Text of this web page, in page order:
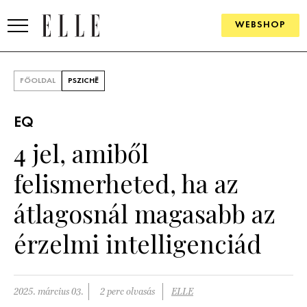
WEBSHOP
SZÉPSÉG
PSZICHÉ
PÁRKAPCSOLAT
FŐOLDAL PSZICHÉ
EQ
4 jel, amiből
felismerheted, ha az
átlagosnál magasabb az
érzelmi intelligenciád
2025. március 03. 2 perc olvasás ELLE